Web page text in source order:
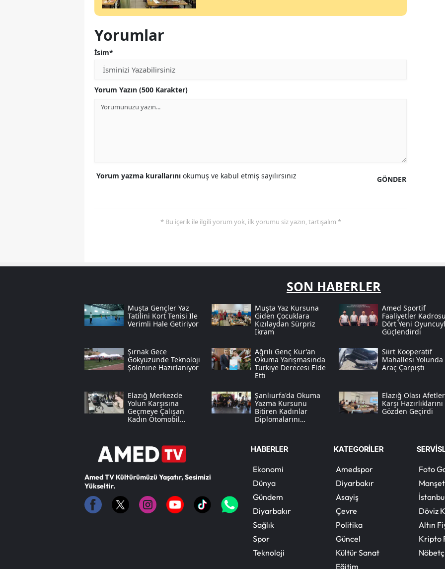
Yorumlar
İsim*
Yorum Yazın (500 Karakter)
GÖNDER
Yorum yazma kurallarını okumuş ve kabul etmiş sayılırsınız
* Bu içerik ile ilgili yorum yok, ilk yorumu siz yazın, tartışalım *
SON HABERLER
Muşta Gençler Yaz
Tatilini Kort Tenisi Ile
Verimli Hale Getiriyor
Muşta Yaz Kursuna
Giden Çocuklara
Kızılaydan Sürpriz
Ikram
Amed Sportif
Faaliyetler
Dört Yeni
Güçlendirdi
Şırnak Gece
Gökyüzünde Teknoloji
Şölenine Hazırlanıyor
Ağrılı Genç Kur'an
Okuma Yarışmasında
Türkiye Derecesi Elde
Etti
Siirt Kooperatif
Mahallesi Yolunda
Araç Çarpıştı
Elazığ Merkezde
Yolun Karşısına
Geçmeye Çalışan
Kadın Otomobil
Şanlıurfa'da Okuma
Yazma Kursunu
Bitiren Kadınlar
Diplomalarını
Elazığ Olası
Karşı Hazırlıklarını
Gözden Geçirdi
Amed TV Kültürümüzü Yaşatır, Sesimizi
Yükseltir.
HABERLER
Ekonomi
Dünya
Gündem
Diyarbakır
Sağlık
Spor
Teknoloji
KATEGORİLER
Amedspor
Diyarbakır
Asayiş
Çevre
Politika
Güncel
Kültür Sanat
Eğitim
Foto
Döviz
Altın
Kripto